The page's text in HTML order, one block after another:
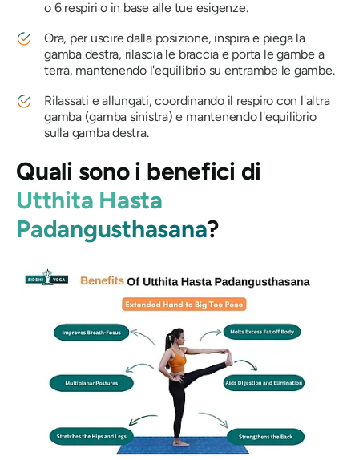
o 6 respiri o in base alle tue esigenze.
Ora, per uscire dalla posizione, inspira e piega la
gamba destra, rilascia le braccia e porta le gambe a
terra, mantenendo l'equilibrio su entrambe le gambe.
Rilassati e allungati, coordinando il respiro con l'altra
gamba (gamba sinistra) e mantenendo l'equilibrio
sulla gamba destra.
Quali sono i benefici di
Utthita Hasta
Padangusthasana?